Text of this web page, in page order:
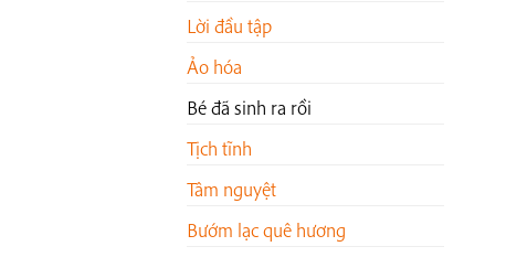
Lời đầu tập
Ảo hóa
Bé đã sinh ra rồi
Tịch tĩnh
Tâm nguyệt
Bướm lạc quê hương